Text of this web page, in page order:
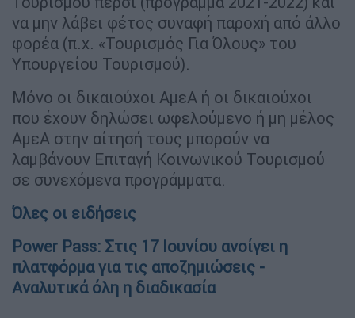
να μην λάβει φέτος συναφή παροχή από άλλο
φορέα (π.χ. «Τουρισμός Για Όλους» του
Υπουργείου Τουρισμού).
Μόνο οι δικαιούχοι ΑμεΑ ή οι δικαιούχοι
που έχουν δηλώσει ωφελούμενο ή μη μέλος
ΑμεΑ στην αίτησή τους μπορούν να
λαμβάνουν Επιταγή Κοινωνικού Τουρισμού
σε συνεχόμενα προγράμματα.
Όλες οι ειδήσεις
Power Pass: Στις 17 Ιουνίου ανοίγει η
πλατφόρμα για τις αποζημιώσεις -
Αναλυτικά όλη η διαδικασία